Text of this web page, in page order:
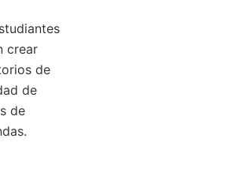
crear
de
de
de